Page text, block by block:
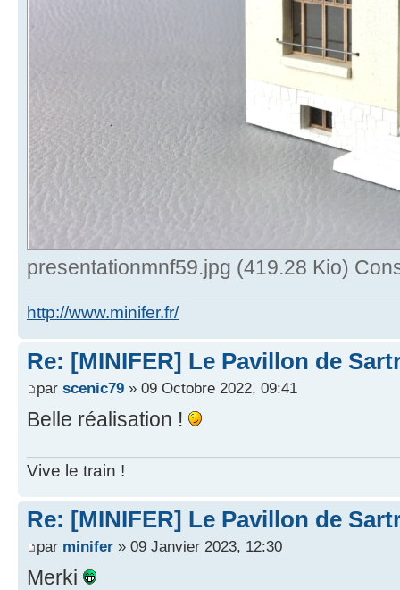
presentationmnf59.jpg (419.28 Kio)
http://www.minifer.fr/
Re: [MINIFER] Le Pavillon de
par scenic79 » 09 Octobre 2022, 09:41
Belle réalisation !
Vive le train !
Re: [MINIFER] Le Pavillon de
par minifer » 09 Janvier 2023, 12:30
Merki